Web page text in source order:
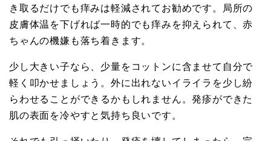
き取るだけでも痒みは軽減されてお勧めです。局所の
皮膚体温を下げれば一時的でも痒みを抑えられて、赤
ちゃんの機嫌も落ち着きます。
少し大きい子なら、少量をコットンに含ませて自分で
軽く叩かせましょう。外に出れないイライラを少し紛
らわせることができるかもしれません。発疹ができた
肌の表面を冷やすと気持ち良いです。